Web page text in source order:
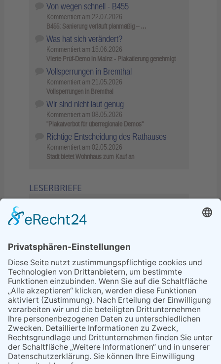
Von wegen schnell - B455
Kommentiert am 22.07.2026
B455: Sanierung verläuft planmäßig – …
Was hat sich verändert?
Kommentiert am 15.06.2026
Vierte Prüf-Demo in Mainz - Plakatierung genehmigt
Vollsperrungen in Bremthal
Kommentiert am 21.05.2026
Vollsperrungen in Bremthal
Wir sind nicht laut genug
Kommentiert am 08.05.2026
"Plakatverbot für überregionale Demos"
Richtige Entscheidung des Rathauses
Kommentiert am 02.05.2026
Stadt bietet Wohnhaus zum Kauf an
LESERBRIEFE
Sperrung B455: Kleiner
Grenzverkehr statt weite Wege
21.04.2026
Wenn Bahn-Computer nicht
miteinander kommunizieren
11.03.2026
"Plakatverbot für überregionale
Demos"
04.02.2026
Gelbe Tonne – Ein kleiner Blick
über den Tellerand
04.02.2026
Plastikersparnis durch Nutzung